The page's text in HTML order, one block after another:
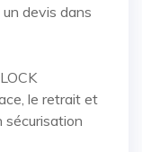
devis dans
le retrait et
sécurisation